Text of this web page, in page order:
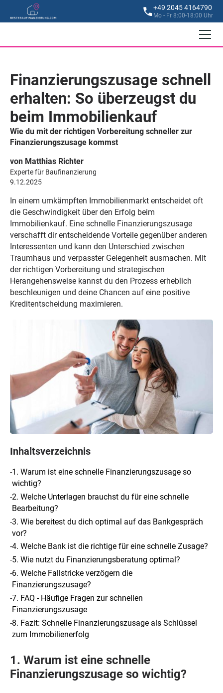
+49 2045 4164790
Mo - Fr 8:00-18:00 Uhr
Finanzierungszusage schnell
erhalten: So überzeugst du
beim Immobilienkauf
Wie du mit der richtigen Vorbereitung schneller zur
Finanzierungszusage kommst
von Matthias Richter
Experte für Baufinanzierung
9.12.2025
In einem umkämpften Immobilienmarkt entscheidet oft
die Geschwindigkeit über den Erfolg beim
Immobilienkauf. Eine schnelle Finanzierungszusage
verschafft dir entscheidende Vorteile gegenüber anderen
Interessenten und kann den Unterschied zwischen
Traumhaus und verpasster Gelegenheit ausmachen. Mit
der richtigen Vorbereitung und strategischen
Herangehensweise kannst du den Prozess erheblich
beschleunigen und deine Chancen auf eine positive
Kreditentscheidung maximieren.
Inhaltsverzeichnis
-1. Warum ist eine schnelle Finanzierungszusage so
wichtig?
-2. Welche Unterlagen brauchst du für eine schnelle
Bearbeitung?
-3. Wie bereitest du dich optimal auf das Bankgespräch
vor?
-4. Welche Bank ist die richtige für eine schnelle Zusage?
-5. Wie nutzt du Finanzierungsberatung optimal?
-6. Welche Fallstricke verzögern die
Finanzierungszusage?
-7. FAQ - Häufige Fragen zur schnellen
Finanzierungszusage
-8. Fazit: Schnelle Finanzierungszusage als Schlüssel
zum Immobilienerfolg
1. Warum ist eine schnelle
Finanzierungszusage so wichtig?